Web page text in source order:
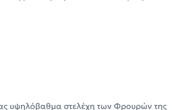
υψηλόβαθμα στελέχη των Φρουρών της